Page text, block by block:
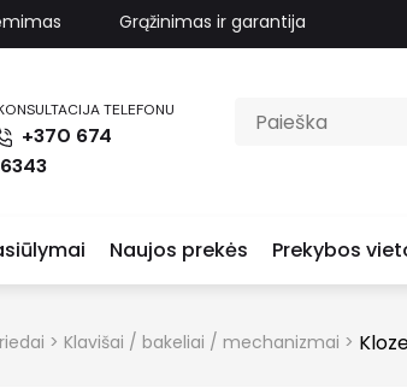
Grąžinimas ir garantija
TELEFONU
+370 674
Naujos prekės Prekybos
> Klavišai / bakeliai / mechanizmai >